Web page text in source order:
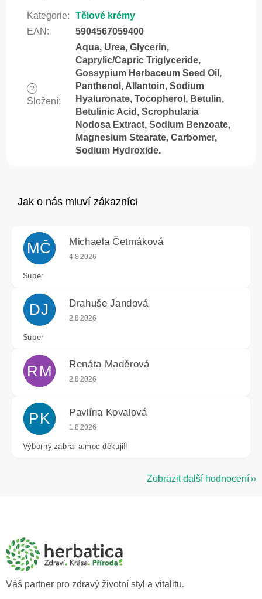
Kategorie:
Tělové krémy
EAN : 5904567059400
?
Složení:
Aqua, Urea, Glycerin,
Caprylic/Capric Triglyceride,
Gossypium Herbaceum Seed Oil,
Panthenol, Allantoin, Sodium
Hyaluronate, Tocopherol, Betulin,
Betulinic Acid, Scrophularia
Nodosa Extract, Sodium Benzoate,
Magnesium Stearate, Carbomer,
Sodium Hydroxide.
MČ Michaela Četmáková
Hodnocení obchodu je 5 z 5 hvězdiček.
4.8.2026
Super
DJ Drahuše Jandová
Hodnocení obchodu je 5 z 5 hvězdiček.
2.8.2026
Super
RM Renáta Maděrová
Hodnocení obchodu je 5 z 5 hvězdiček.
2.8.2026
PK Pavlína Kovalová
Hodnocení obchodu je 5 z 5 hvězdiček.
1.8.2026
Výborný zabral a.moc děkuji!!
Zobrazit další hodnocení
a
Váš partner pro zdravý životní styl a vitalitu.